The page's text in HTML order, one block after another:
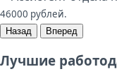
46000 рублей.
Назад Вперед
Лучшие